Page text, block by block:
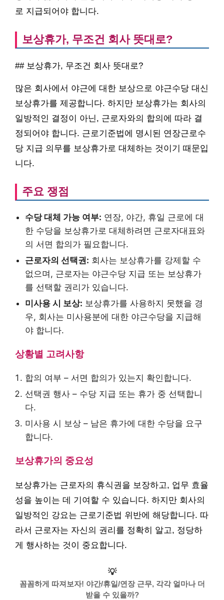
로 지급되어야 합니다.
보상휴가, 무조건 회사 뜻대로?
## 보상휴가, 무조건 회사 뜻대로?
많은 회사에서 야근에 대한 보상으로 야근수당 대신
보상휴가를 제공합니다. 하지만 보상휴가는 회사의
일방적인 결정이 아닌, 근로자와의 합의에 따라 결
정되어야 합니다. 근로기준법에 명시된 연장근로수
당 지급 의무를 보상휴가로 대체하는 것이기 때문입
니다.
주요 쟁점
수당 대체 가능 여부: 연장, 야간, 휴일 근로에 대
한 수당을 보상휴가로 대체하려면 근로자대표와
의 서면 합의가 필요합니다.
근로자의 선택권: 회사는 보상휴가를 강제할 수
없으며, 근로자는 야근수당 지급 또는 보상휴가
를 선택할 권리가 있습니다.
미사용 시 보상: 보상휴가를 사용하지 못했을 경
우, 회사는 미사용분에 대한 야근수당을 지급해
야 합니다.
상황별 고려사항
합의 여부 – 서면 합의가 있는지 확인합니다.
선택권 행사 – 수당 지급 또는 휴가 중 선택합니
다.
미사용 시 보상 – 남은 휴가에 대한 수당을 요구
합니다.
보상휴가의 중요성
보상휴가는 근로자의 휴식권을 보장하고, 업무 효율
성을 높이는 데 기여할 수 있습니다. 하지만 회사의
일방적인 강요는 근로기준법 위반에 해당합니다. 따
라서 근로자는 자신의 권리를 정확히 알고, 정당하
게 행사하는 것이 중요합니다.
💡
꼼꼼하게 따져보자! 야간/휴일/연장 근무, 각각 얼마나 더
받을 수 있을까?